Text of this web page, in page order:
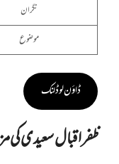
نگران
موضوع
ڈاؤن لوڈ لنک
ظفر اقبال سعیدی کی